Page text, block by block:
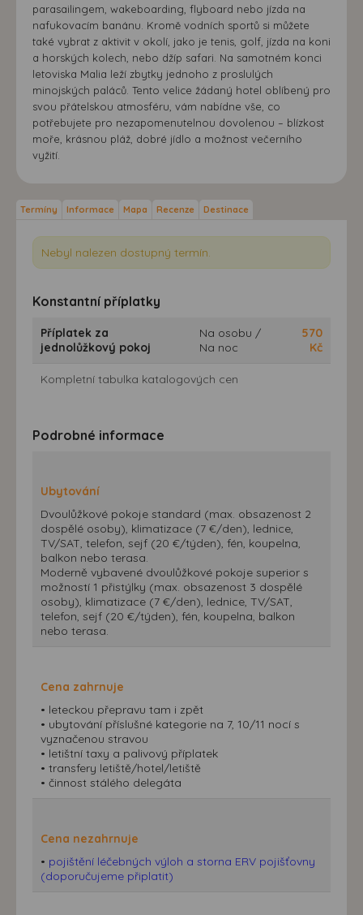
parasailingem, wakeboarding, flyboard nebo jízda na
nafukovacím banánu. Kromě vodních sportů si můžete
také vybrat z aktivit v okolí, jako je tenis, golf, jízda na koni
a horských kolech, nebo džíp safari. Na samotném konci
letoviska Malia leží zbytky jednoho z proslulých
minojských paláců. Tento velice žádaný hotel oblíbený pro
svou přátelskou atmosféru, vám nabídne vše, co
potřebujete pro nezapomenutelnou dovolenou – blízkost
moře, krásnou pláž, dobré jídlo a možnost večerního
vyžití.
Termíny Informace Mapa Recenze Destinace
Nebyl nalezen dostupný termín.
Konstantní příplatky
Příplatek za
jednolůžkový pokoj
Na osobu /
Na noc
570
Kč
Kompletní tabulka katalogových cen
Podrobné informace
Ubytování
Dvoulůžkové pokoje standard (max. obsazenost 2
dospělé osoby), klimatizace (7 €/den), lednice,
TV/SAT, telefon, sejf (20 €/týden), fén, koupelna,
balkon nebo terasa.
Moderně vybavené dvoulůžkové pokoje superior s
možností 1 přistýlky (max. obsazenost 3 dospělé
osoby), klimatizace (7 €/den), lednice, TV/SAT,
telefon, sejf (20 €/týden), fén, koupelna, balkon
nebo terasa.
Cena zahrnuje
• leteckou přepravu tam i zpět
• ubytování příslušné kategorie na 7, 10/11 nocí s
vyznačenou stravou
• letištní taxy a palivový příplatek
• transfery letiště/hotel/letiště
• činnost stálého delegáta
Cena nezahrnuje
• pojištění léčebných výloh a storna ERV pojišťovny
(doporučujeme připlatit)